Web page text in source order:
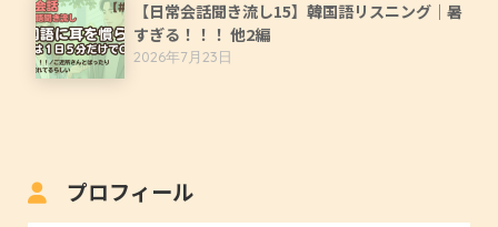
【日常会話聞き流し15】韓国語リスニング｜暑
すぎる！！！ 他2編
2026年7月23日
プロフィール